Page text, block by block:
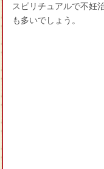
スピリチュアルで不妊
も多いでしょう。